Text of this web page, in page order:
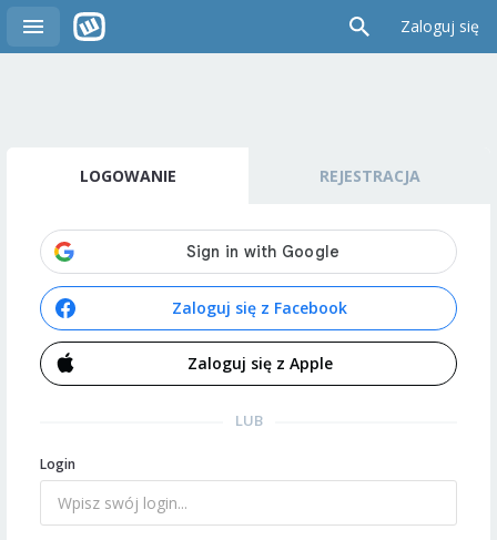
Zaloguj się
LOGOWANIE REJESTRACJA
Zaloguj się z Facebook
Zaloguj się z Apple
LUB
Login